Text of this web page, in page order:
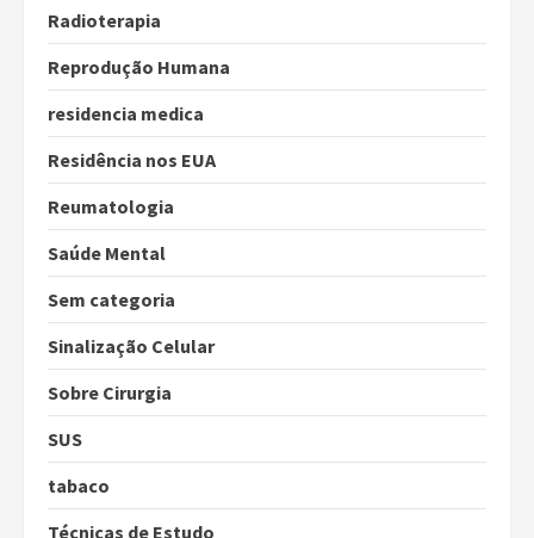
Radioterapia
Reprodução Humana
residencia medica
Residência nos EUA
Reumatologia
Saúde Mental
Sem categoria
Sinalização Celular
Sobre Cirurgia
SUS
tabaco
Técnicas de Estudo